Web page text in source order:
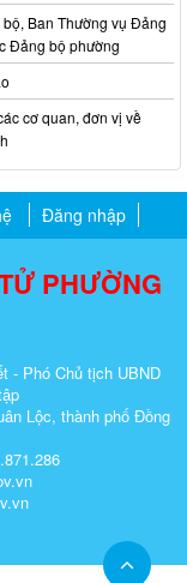
Ban Thường vụ Đảng
Đảng bộ phường
cơ quan, đơn vị về
Đăng nhập
PHƯỜNG
- Phó Chủ tịch UBND
Lộc, thành phố Đồng